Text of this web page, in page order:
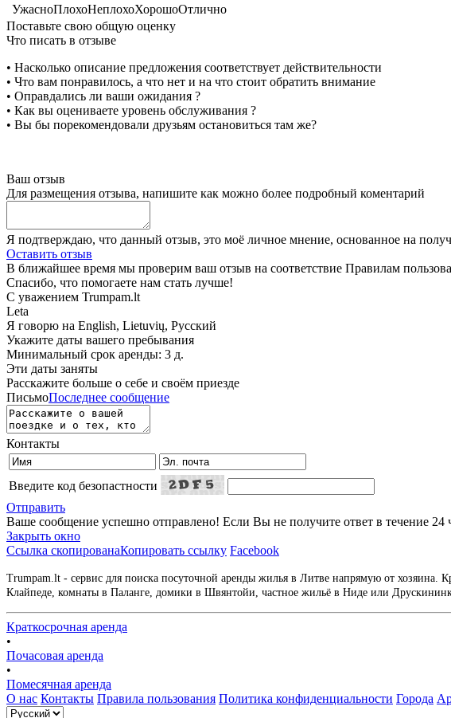
УжасноПлохоНеплохоХорошоОтлично
Поставьте свою общую оценку
Что писать в отзыве
• Насколько описание предложения соответствует действительности
• Что вам понравилось, а что нет и на что стоит обратить внимание
• Оправдались ли ваши ожидания ?
• Как вы оцениваете уровень обслуживания ?
• Вы бы порекомендовали друзьям остановиться там же?
Ваш отзыв
Для размещения отзыва, напишите как можно более подробный коментарий
Я подтверждаю, что данный отзыв, это моё личное мнение, основанное на
Оставить отзыв
В ближайшее время мы проверим ваш отзыв на соответствие Правилам
Спасибо, что помогаете нам стать лучше!
С уважением Trumpam.lt
Leta
Я говорю на English, Lietuvių, Русский
Укажите даты вашего пребывания
Минимальный срок аренды: 3 д.
Эти даты заняты
Расскажите больше о себе и своём приезде
ПисьмоПоследнее сообщение
Контакты
Введите код безопастности
Отправить
Ваше сообщение успешно отправлено! Если Вы не получите ответ в течение 24
Закрыть окно
Ссылка скопированаКопировать ссылку Facebook
Trumpam.lt - сервис для поиска посуточной аренды жилья в Литве напрямую от хозяина.
Клайпеде, комнаты в Паланге, домики в Швянтойи, частное жильё в Ниде или
Краткосрочная аренда
•
Почасовая аренда
•
Помесячная аренда
О нас Контакты Правила пользования Политика конфиденциальности Города